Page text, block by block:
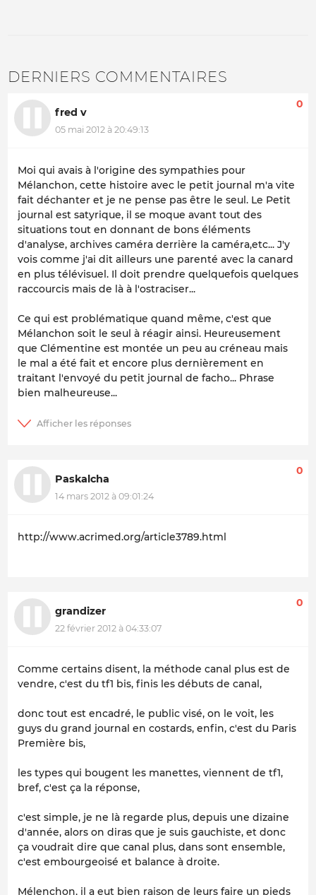
DERNIERS COMMENTAIRES
fred v
05 mai 2012 à 20:49:13
0
Moi qui avais à l'origine des sympathies pour
Mélanchon, cette histoire avec le petit journal m'a vite
fait déchanter et je ne pense pas être le seul. Le Petit
journal est satyrique, il se moque avant tout des
situations tout en donnant de bons éléments
d'analyse, archives caméra derrière la caméra,etc... J'y
vois comme j'ai dit ailleurs une parenté avec la canard
en plus télévisuel. Il doit prendre quelquefois quelques
raccourcis mais de là à l'ostraciser...
Ce qui est problématique quand même, c'est que
Mélanchon soit le seul à réagir ainsi. Heureusement
que Clémentine est montée un peu au créneau mais
le mal a été fait et encore plus dernièrement en
traitant l'envoyé du petit journal de facho... Phrase
bien malheureuse...
Paskalcha
14 mars 2012 à 09:01:24
0
http://www.acrimed.org/article3789.html
grandizer
22 février 2012 à 04:33:07
0
Comme certains disent, la méthode canal plus est de
vendre, c'est du tf1 bis, finis les débuts de canal,
donc tout est encadré, le public visé, on le voit, les
guys du grand journal en costards, enfin, c'est du Paris
Première bis,
les types qui bougent les manettes, viennent de tf1,
bref, c'est ça la réponse,
c'est simple, je ne là regarde plus, depuis une dizaine
d'année, alors on diras que je suis gauchiste, et donc
ça voudrait dire que canal plus, dans sont ensemble,
c'est embourgeoisé et balance à droite.
Mélenchon, il a eut bien raison de leurs faire un pieds